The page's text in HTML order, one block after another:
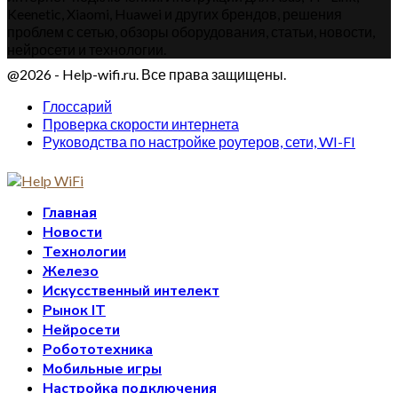
@2026 - Help-wifi.ru. Все права защищены.
Глоссарий
Проверка скорости интернета
Руководства по настройке роутеров, сети, WI-FI
Главная
Новости
Технологии
Железо
Искусственный интелект
Рынок IT
Нейросети
Робототехника
Мобильные игры
Настройка подключения